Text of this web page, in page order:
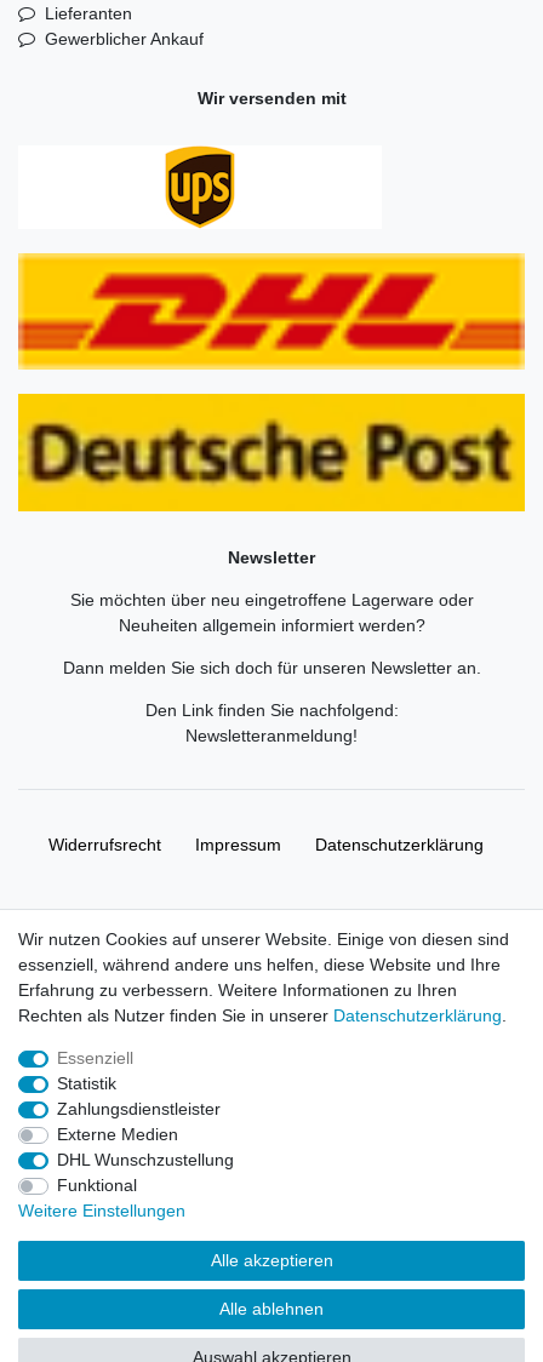
Lieferanten
Gewerblicher Ankauf
Wir versenden mit
Newsletter
Sie möchten über neu eingetroffene Lagerware oder
Neuheiten allgemein informiert werden?
Dann melden Sie sich doch für unseren Newsletter an.
Den Link finden Sie nachfolgend:
Newsletteranmeldung!
Widerrufs­recht Impressum Daten­schutz­erklärung
© Copyright 2026 | Alle Rechte vorbehalten. HL-
Handelsgesellschaft mbH.
Alle Markennamen, Warenzeichen sowie sämtliche Produktbilder
und Beschreibungen sind Eigentum Ihrer rechtmäßigen
Eigentümer und dienen hier nur der Beschreibung.
Preise nur für registrierte Händler, ansonsten zeigt der Shop 0,00
€
LEGO, das LEGO Logo, die Minifigur, DUPLO, LEGENDS OF
CHIMA, NINJAGO, BIONICLE, MINDSTORMS und MIXELS sind
urheberrechtlich geschützte Markenzeichen der LEGO Gruppe.
Wir nutzen Cookies auf unserer Website. Einige von diesen sind
essenziell, während andere uns helfen, diese Website und Ihre
Erfahrung zu verbessern. Weitere Informationen zu Ihren
Rechten als Nutzer finden Sie in unserer Daten­schutz­erklärung
Essenziell
Statistik
Zahlungsdienstleister
Externe Medien
DHL Wunschzustellung
Funktional
Weitere Einstellungen
Alle akzeptieren
Alle ablehnen
Auswahl akzeptieren